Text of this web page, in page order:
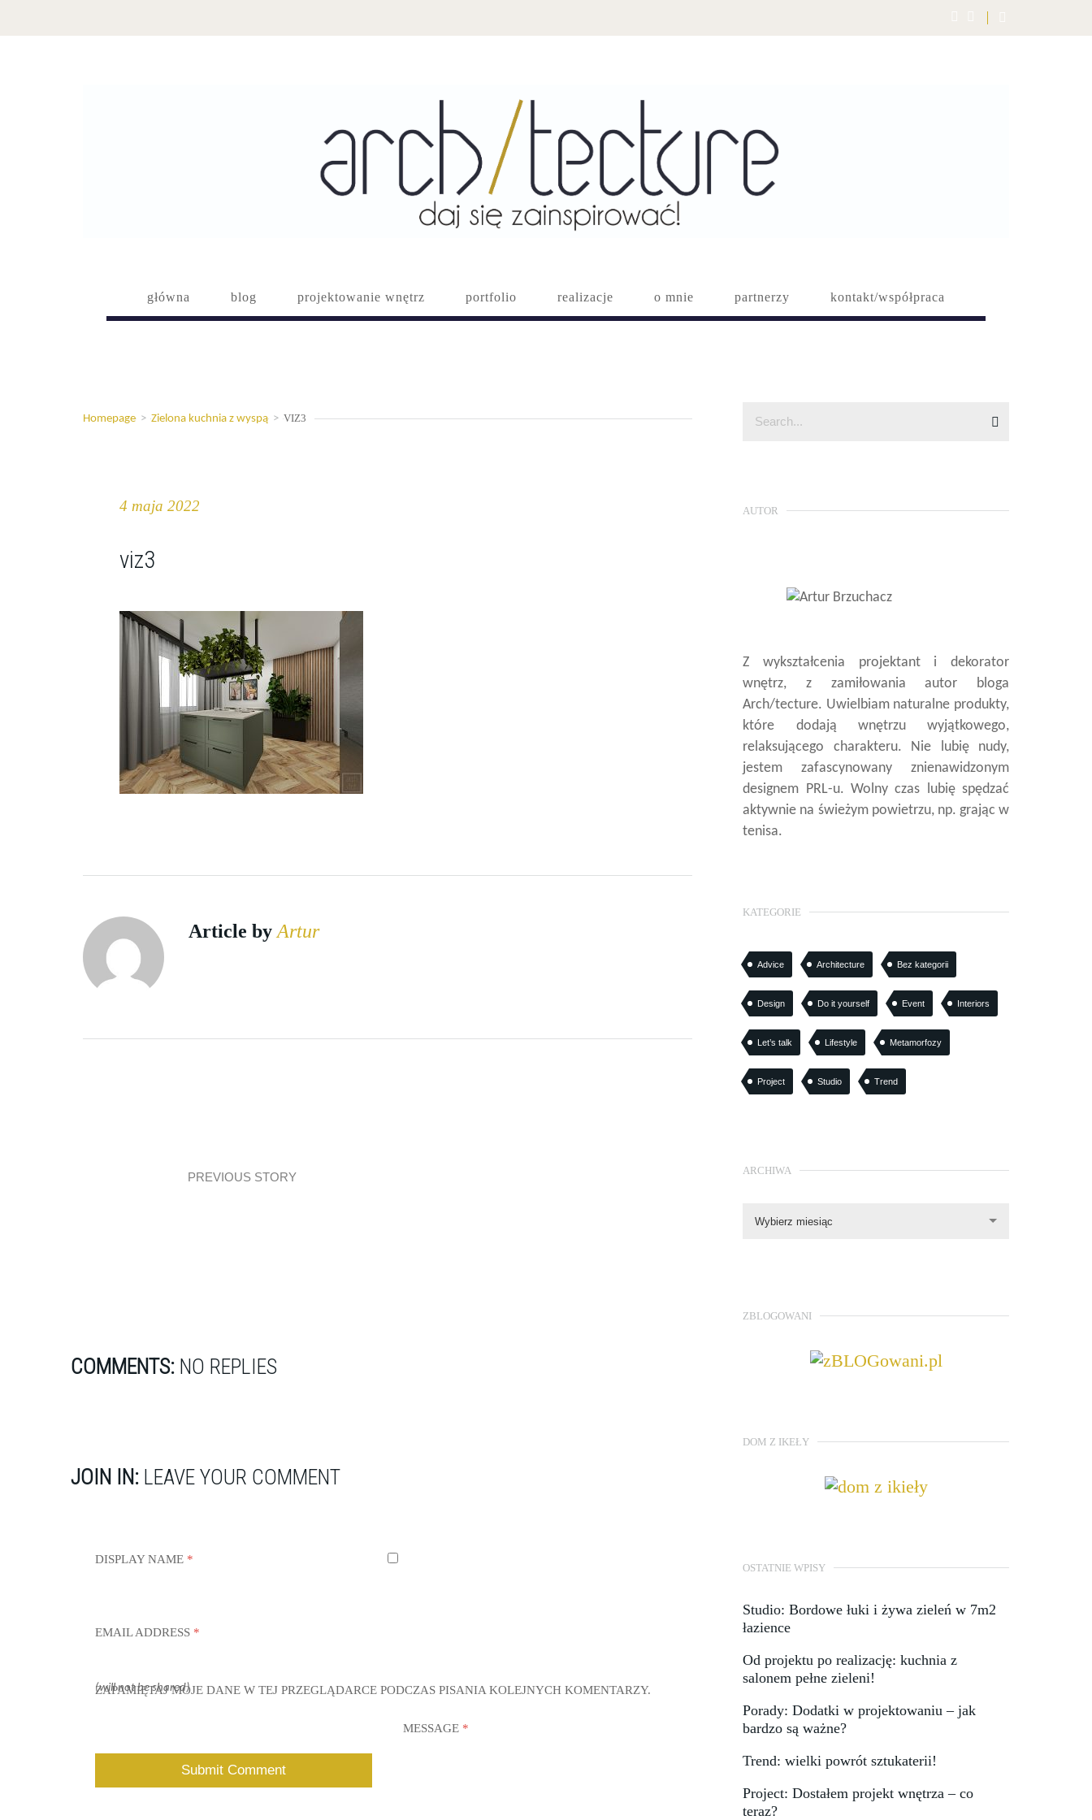
główna blog projektowanie wnętrz portfolio realizacje o mnie partnerzy kontakt/współpraca
Homepage > Zielona kuchnia z wyspą > VIZ3
4 maja 2022
viz3
Article by Artur
PREVIOUS STORY
COMMENTS: NO REPLIES
JOIN IN: LEAVE YOUR COMMENT
DISPLAY NAME *
EMAIL ADDRESS *
(will not be shared)
ZAPAMIĘTAJ MOJE DANE W TEJ PRZEGLĄDARCE PODCZAS PISANIA KOLEJNYCH KOMENTARZY.
MESSAGE *
AUTOR
Z wykształcenia projektant i dekorator
wnętrz, z zamiłowania autor bloga
Arch/tecture. Uwielbiam naturalne produkty,
które dodają wnętrzu wyjątkowego,
relaksującego charakteru. Nie lubię nudy,
jestem zafascynowany znienawidzonym
designem PRL-u. Wolny czas lubię spędzać
aktywnie na świeżym powietrzu, np. grając w
tenisa.
KATEGORIE
Advice Architecture Bez kategorii
Design Do it yourself Event Interiors
Let’s talk Lifestyle Metamorfozy
Project Studio Trend
ARCHIWA
Wybierz miesiąc
ZBLOGOWANI
DOM Z IKEŁY
OSTATNIE WPISY
Studio: Bordowe łuki i żywa zieleń w 7m2
łazience
Od projektu po realizację: kuchnia z
salonem pełne zieleni!
Porady: Dodatki w projektowaniu – jak
bardzo są ważne?
Trend: wielki powrót sztukaterii!
Project: Dostałem projekt wnętrza – co
teraz?